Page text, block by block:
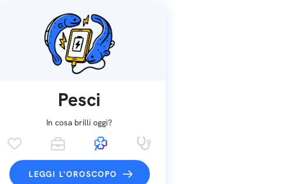
Pesci
In cosa brilli oggi?
LEGGI L'OROSCOPO